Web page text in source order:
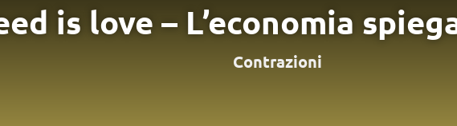
is love – L’economia
Contrazioni